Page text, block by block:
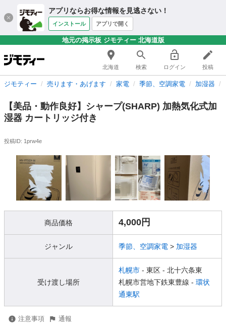
アプリならお得な情報を見逃さない！
インストール アプリで開く
地元の掲示板 ジモティー 北海道版
北海道 検索 ログイン 投稿
ジモティー 売ります・あげます 家電 季節、空調家電 加湿器
【美品・動作良好】シャープ(SHARP) 加熱気化式加
湿器 カートリッジ付き
投稿ID: 1prw4e
商品価格 4,000円
ジャンル 季節、空調家電 > 加湿器
受け渡し場所
札幌市 - 東区 - 北十六条東
札幌市営地下鉄東豊線 - 環状
通東駅
注意事項 通報